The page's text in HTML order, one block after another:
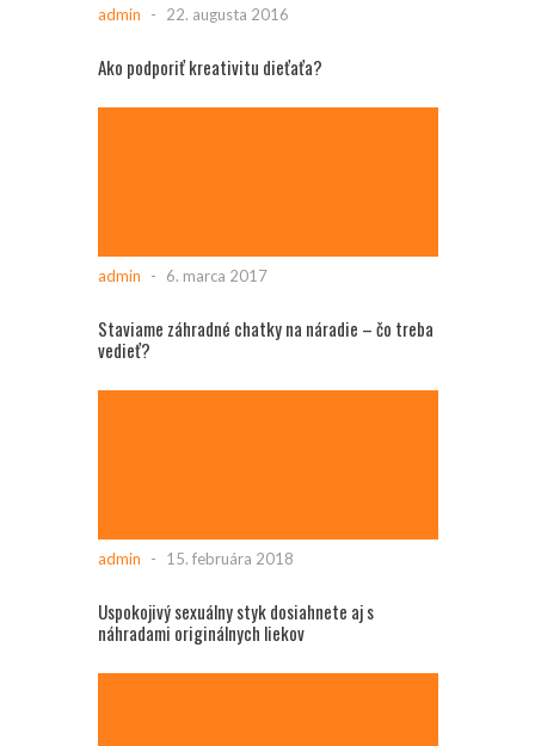
admin - 22. augusta 2016
Ako podporiť kreativitu dieťaťa?
admin - 6. marca 2017
Staviame záhradné chatky na náradie – čo treba
vedieť?
admin - 15. februára 2018
Uspokojivý sexuálny styk dosiahnete aj s
náhradami originálnych liekov